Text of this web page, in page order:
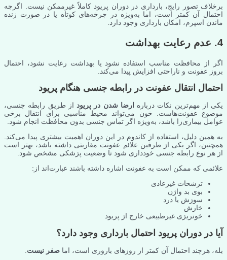
برخلاف تصور رایج، بارداری در دوران پریود کاملاً غیرممکن نیست. اگرچه
احتمال آن کمتر است، اما به‌ویژه در چرخه‌های کوتاه یا در صورت زنده
ماندن اسپرم، امکان بارداری وجود دارد.
4. عدم رعایت بهداشت
اگر از محافظت مناسب استفاده نشود یا بهداشت رعایت نشود، احتمال
بروز عفونت و ناراحتی افزایش پیدا می‌کند.
احتمال انتقال عفونت در رابطه جنسی هنگام پریود
یکی از مهم‌ترین نکات درباره ارضا شدن در پریود از طریق رابطه جنسی،
موضوع عفونت‌هاست. خون می‌تواند محیط مناسبی برای انتقال برخی
عوامل بیماری‌زا باشد، به‌ویژه اگر تماس جنسی بدون محافظت انجام شود.
به همین دلیل، استفاده از کاندوم در این دوران اهمیت بیشتری پیدا می‌کند.
همچنین، اگر یکی از طرفین علائم عفونت مقاربتی داشته باشد، بهتر است
از هر نوع رابطه جنسی خودداری شود تا وضعیت پزشکی مشخص شود.
علائمی که ممکن است به عفونت اشاره داشته باشند عبارت‌اند از:
ترشحات غیرعادی
بوی بد واژن
سوزش یا درد
خارش
خونریزی غیرطبیعی خارج از پریود
آیا در دوران پریود احتمال بارداری وجود دارد؟
بله، هرچند احتمال آن کمتر از روزهای باروری است، اما صفر نیست.